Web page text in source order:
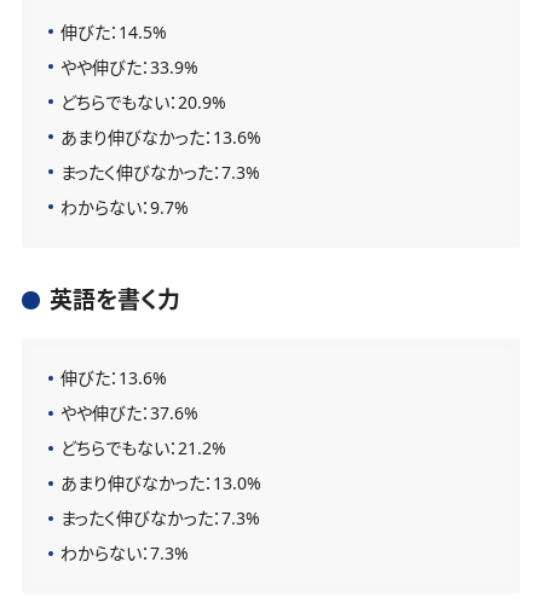
伸びた：14.5%
やや伸びた：33.9%
どちらでもない：20.9%
あまり伸びなかった：13.6%
まったく伸びなかった：7.3%
わからない：9.7%
英語を書く力
伸びた：13.6%
やや伸びた：37.6%
どちらでもない：21.2%
あまり伸びなかった：13.0%
まったく伸びなかった：7.3%
わからない：7.3%